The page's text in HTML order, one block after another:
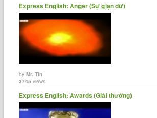
Express English: Anger (Sự giận dữ)
byMr. Tin
3745 views
Express English: Awards (Giải thưởng)